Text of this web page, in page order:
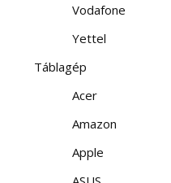
Vodafone
Yettel
Táblagép
Acer
Amazon
Apple